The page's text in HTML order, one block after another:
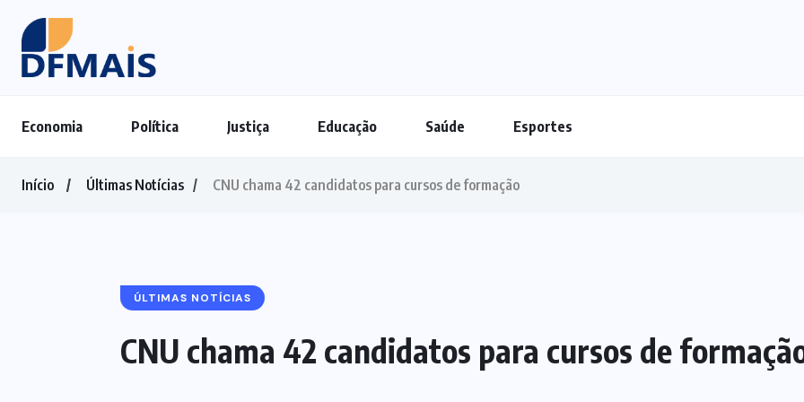
Economia Política Justiça Educação Saúde Esportes
Início Últimas Notícias CNU chama 42 candidatos para cursos de formação
ÚLTIMAS NOTÍCIAS
CNU chama 42 candidatos para cursos de